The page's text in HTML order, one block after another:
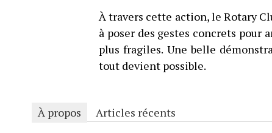
À travers cette action, le Rotary
à poser des gestes concrets
plus fragiles. Une belle
tout devient possible.
À propos Articles récents